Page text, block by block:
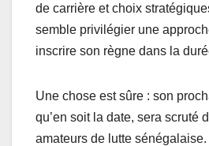
de carrière et choix
semble privilégier une
inscrire son règne dans la
Une chose est sûre : son
qu’en soit la date, sera scruté
amateurs de lutte sénégalaise.